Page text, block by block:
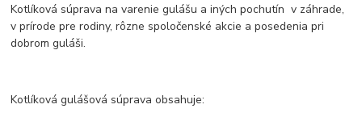
Kotlíková súprava na varenie gulášu a iných pochutín v záhrade,
v prírode pre rodiny, rôzne spoločenské akcie a posedenia pri
dobrom guláši.
Kotlíková gulášová súprava obsahuje: